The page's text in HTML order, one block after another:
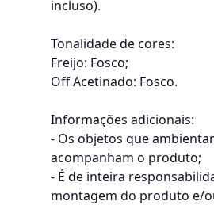
incluso).
Tonalidade de cores:
Freijo: Fosco;
Off Acetinado: Fosco.
Informações adicionais:
- Os objetos que
acompanham o produto;
- É de inteira
montagem do produto e/